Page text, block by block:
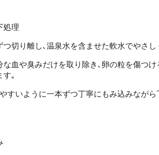
処理
切り離し､ 温泉水を含ませた軟水でやさし
血や臭みだけを取り除き､ 卵の粒を傷つ
｡
すいように一本ずつ丁寧にもみ込みながら